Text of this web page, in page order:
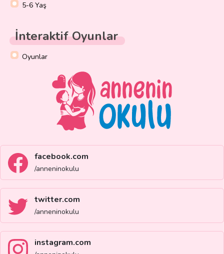
5-6 Yaş
İnteraktif Oyunlar
Oyunlar
facebook.com
/anneninokulu
twitter.com
/anneninokulu
instagram.com